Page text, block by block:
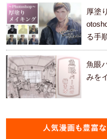
厚塗
る手
ます
魚眼
みを